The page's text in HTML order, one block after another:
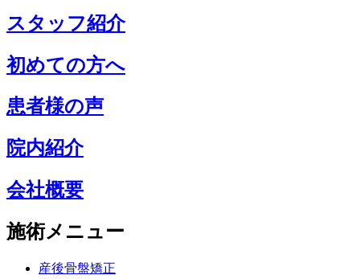
スタッフ紹介
初めての方へ
患者様の声
院内紹介
会社概要
施術メニュー
産後骨盤矯正